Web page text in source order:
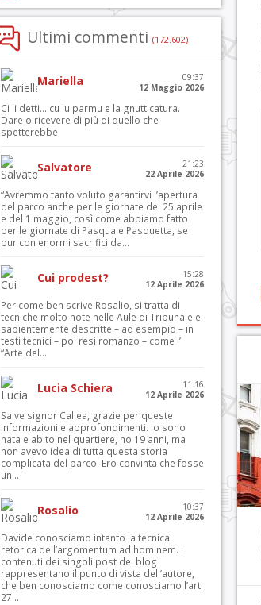
Ultimi commenti (172.602)
Mariella
09:37
12 Maggio 2026
Ci li detti… cu lu parmu e la gnutticatura.
Dare o ricevere di più di quello che
spetterebbe.
Salvatore
21:23
22 Aprile 2026
“Avremmo tanto voluto garantirvi l’apertura
del parco anche per le giornate del 25 aprile
e del 1 maggio, così come abbiamo fatto
per le giornate di Pasqua e Pasquetta, se
pur con enormi sacrifici da...
Cui prodest?
15:28
12 Aprile 2026
Per come ben scrive Rosalio, si tratta di
tecniche molto note nelle Aule di Tribunale e
sapientemente descritte – ad esempio – in
testi tecnici – poi resi romanzo – come l’
“Arte del...
Lucia Schiera
11:16
12 Aprile 2026
Salve signor Callea, grazie per queste
informazioni e approfondimenti. Io sono
nata e abito nel quartiere, ho 19 anni, ma
non avevo idea di tutta questa storia
complicata del parco. Ero convinta che fosse
un...
Rosalio
10:37
12 Aprile 2026
Davide conosciamo intanto la tecnica
retorica dell’argomentum ad hominem. I
contenuti dei singoli post del blog
rappresentano il punto di vista dell’autore,
che ben conosciamo come conosciamo l’art.
27...